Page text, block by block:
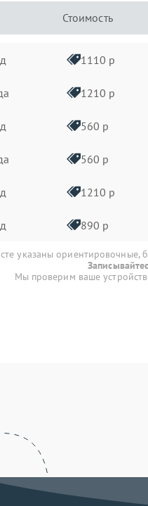
Стоимость
1110 р
1210 р
560 р
560 р
1210 р
890 р
указаны ориентировочные,
Мы проверим ваше